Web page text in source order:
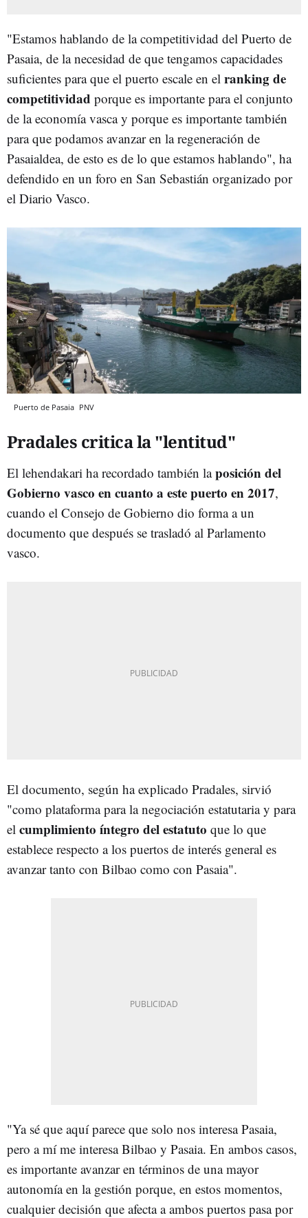
"Estamos hablando de la competitividad del Puerto de
Pasaia, de la necesidad de que tengamos capacidades
suficientes para que el puerto escale en el ranking de
competitividad porque es importante para el conjunto
de la economía vasca y porque es importante también
para que podamos avanzar en la regeneración de
Pasaialdea, de esto es de lo que estamos hablando", ha
defendido en un foro en San Sebastián organizado por
el Diario Vasco.
Puerto de Pasaia PNV
Pradales critica la "lentitud"
El lehendakari ha recordado también laposición del
Gobierno vasco en cuanto a este puerto en 2017,
cuando el Consejo de Gobierno dio forma a un
documento que después se trasladó al Parlamento
vasco.
El documento, según ha explicado Pradales, sirvió
"como plataforma para la negociación estatutaria y para
el cumplimiento íntegro del estatuto que lo que
establece respecto a los puertos de interés general es
avanzar tanto con Bilbao como con Pasaia".
"Ya sé que aquí parece que solo nos interesa Pasaia,
pero a mí me interesa Bilbao y Pasaia. En ambos casos,
es importante avanzar en términos de una mayor
autonomía en la gestión porque, en estos momentos,
cualquier decisión que afecta a ambos puertos pasa por